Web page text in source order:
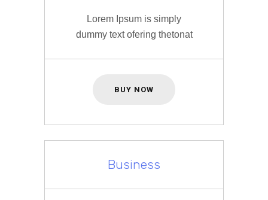
Lorem Ipsum is simply
dummy text ofering thetonat
BUY NOW
Business